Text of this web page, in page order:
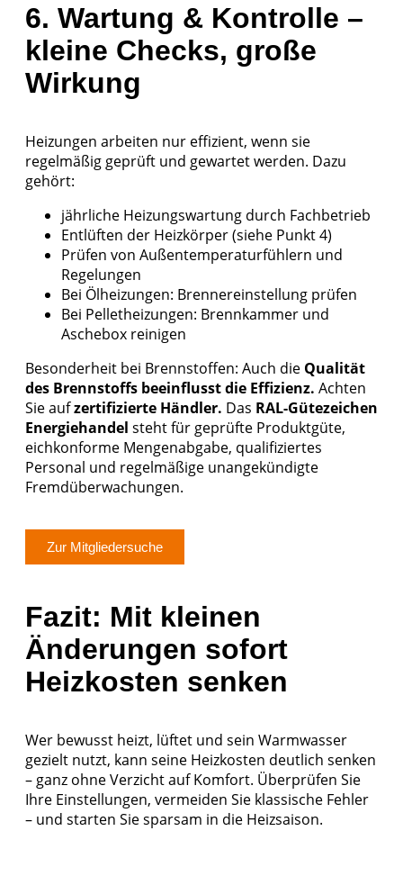
6. Wartung & Kontrolle –
kleine Checks, große
Wirkung
Heizungen arbeiten nur effizient, wenn sie
regelmäßig geprüft und gewartet werden. Dazu
gehört:
jährliche Heizungswartung durch Fachbetrieb
Entlüften der Heizkörper (siehe Punkt 4)
Prüfen von Außentemperaturfühlern und
Regelungen
Bei Ölheizungen: Brennereinstellung prüfen
Bei Pelletheizungen: Brennkammer und
Aschebox reinigen
Besonderheit bei Brennstoffen: Auch die Qualität
des Brennstoffs beeinflusst die Effizienz. Achten
Sie aufzertifizierte Händler. Das RAL-Gütezeichen
Energiehandel steht für geprüfte Produktgüte,
eichkonforme Mengenabgabe, qualifiziertes
Personal und regelmäßige unangekündigte
Fremdüberwachungen.
Zur Mitgliedersuche
Fazit: Mit kleinen
Änderungen sofort
Heizkosten senken
Wer bewusst heizt, lüftet und sein Warmwasser
gezielt nutzt, kann seine Heizkosten deutlich senken
– ganz ohne Verzicht auf Komfort. Überprüfen Sie
Ihre Einstellungen, vermeiden Sie klassische Fehler
– und starten Sie sparsam in die Heizsaison.